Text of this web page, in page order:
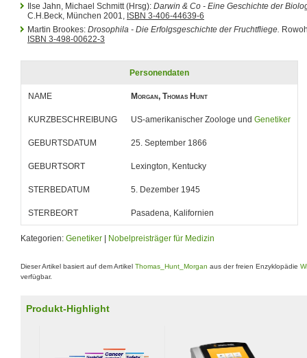
Ilse Jahn, Michael Schmitt (Hrsg): Darwin & Co - Eine Geschichte der
C.H.Beck, München 2001, ISBN 3-406-44639-6
Martin Brookes: Drosophila - Die Erfolgsgeschichte der Fruchtfliege.
ISBN 3-498-00622-3
Personendaten
NAME Morgan, Thomas Hunt
KURZBESCHREIBUNG US-amerikanischer Zoologe und Genetiker
GEBURTSDATUM 25. September 1866
GEBURTSORT Lexington, Kentucky
STERBEDATUM 5. Dezember 1945
STERBEORT Pasadena, Kalifornien
Kategorien: Genetiker Nobelpreisträger für Medizin
Dieser Artikel basiert auf dem Artikel Thomas_Hunt_Morgan aus der freien Enzyklopädie
verfügbar.
Produkt-Highlight